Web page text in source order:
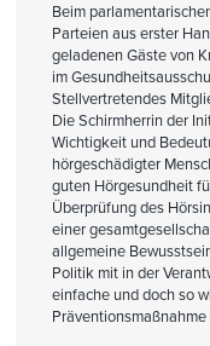
Beim
Parteien aus erster
geladenen Gäste von
im
Stellvertretendes
Die Schirmherrin der
Wichtigkeit und
hörgeschädigter
guten Hörgesundheit
Überprüfung des
einer
allgemeine
Politik mit in der
einfache und doch so